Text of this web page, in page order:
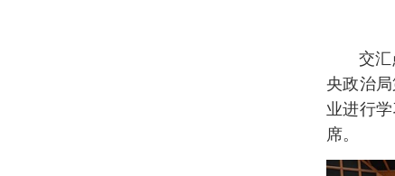
交
央政治
业进行
席。